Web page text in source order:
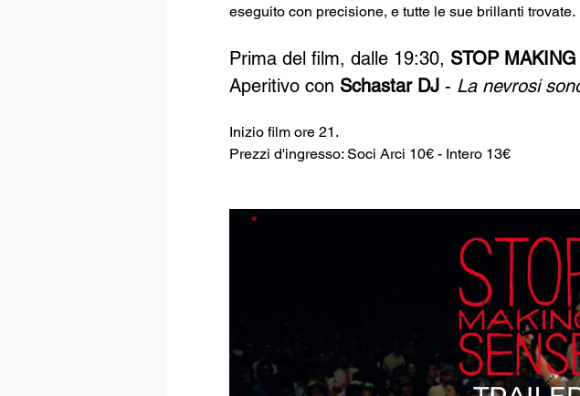
eseguito con precisione, e tutte le sue brillanti trovate.
Prima del film, dalle 19:30, STOP
Aperitivo con Schastar DJ - La nevrosi
Inizio film ore 21.
Prezzi d'ingresso: Soci Arci 10€ - Intero 13€